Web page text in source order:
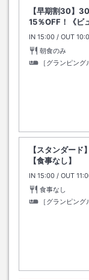
【早期割30】
15％OFF！《ビ
IN チェックイン
15:00 / OUT チ
朝食のみ
［グランピング
【スタンダー
【食事なし】
IN チェックイン
15:00 / OUT チ
食事なし
［グランピング